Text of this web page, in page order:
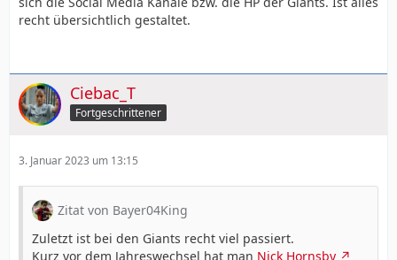
recht übersichtlich gestaltet.
Ciebac_T
Fortgeschrittener
3. Januar 2023 um 13:15
Zitat von Bayer04King
Zuletzt ist bei den Giants recht viel passiert.
Kurz vor dem Jahreswechsel hat man Nick Hornsby